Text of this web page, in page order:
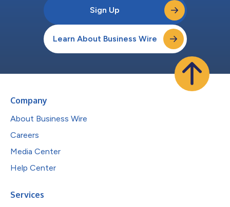
Sign Up
Learn About Business Wire
Company
About Business Wire
Careers
Media Center
Help Center
Services